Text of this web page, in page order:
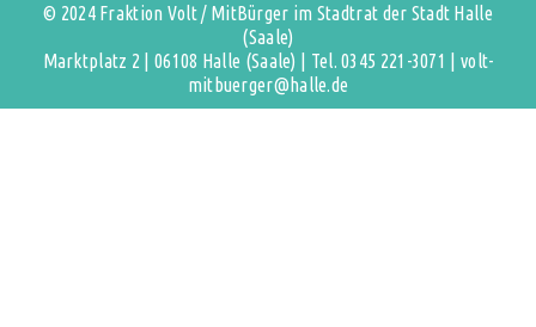
© 2024 Fraktion Volt / MitBürger im Stadtrat der Stadt Halle
(Saale)
Marktplatz 2 | 06108 Halle (Saale) | Tel. 0345 221-3071 | volt-
mitbuerger@halle.de